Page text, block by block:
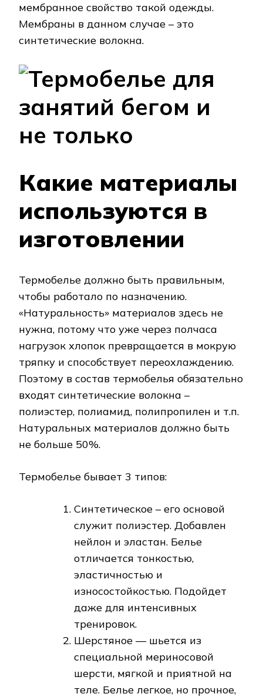
мембранное свойство такой одежды.
Мембраны в данном случае – это
синтетические волокна.
Какие материалы
используются в
изготовлении
Термобелье должно быть правильным,
чтобы работало по назначению.
«Натуральность» материалов здесь не
нужна, потому что уже через полчаса
нагрузок хлопок превращается в мокрую
тряпку и способствует переохлаждению.
Поэтому в состав термобелья обязательно
входят синтетические волокна –
полиэстер, полиамид, полипропилен и т.п.
Натуральных материалов должно быть
не больше 50%.
Термобелье бывает 3 типов:
Синтетическое – его основой
служит полиэстер. Добавлен
нейлон и эластан. Белье
отличается тонкостью,
эластичностью и
износостойкостью. Подойдет
даже для интенсивных
тренировок.
Шерстяное — шьется из
специальной мериносовой
шерсти, мягкой и приятной на
теле. Белье легкое, но прочное,